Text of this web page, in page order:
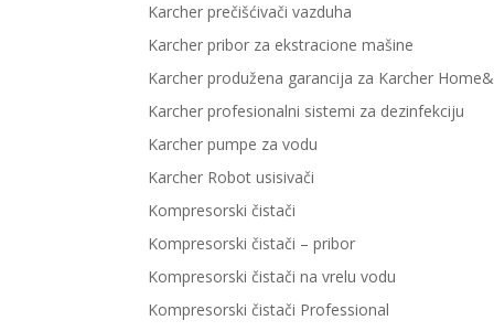
Karcher prečišćivači vazduha
Karcher pribor za ekstracione mašine
Karcher produžena garancija za Karcher
Karcher profesionalni sistemi za dezinfekciju
Karcher pumpe za vodu
Karcher Robot usisivači
Kompresorski čistači
Kompresorski čistači – pribor
Kompresorski čistači na vrelu vodu
Kompresorski čistači Professional